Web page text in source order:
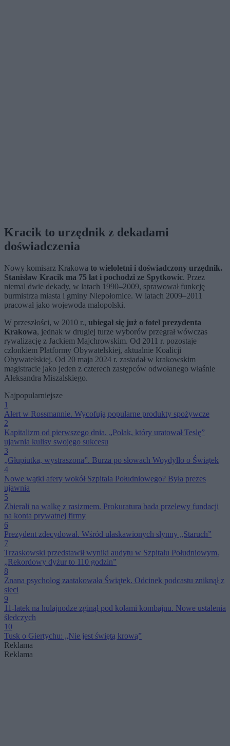
Kracik to urzędnik z dekadami
doświadczenia
Nowy komisarz Krakowa to wieloletni i doświadczony urzędnik.
Stanisław Kracik ma 75 lat i pochodzi ze Spytkowic. Przez
niemal dwie dekady, w latach 1990–2009, sprawował funkcję
burmistrza miasta i gminy Niepołomice. W latach 2009–2011
pracował jako wojewoda małopolski.
W przeszłości, w 2010 r., ubiegał się już o fotel prezydenta
Krakowa, jednak w drugiej turze wyborów przegrał wówczas
rywalizację z Jackiem Majchrowskim. Od 2011 r. pozostaje
członkiem Platformy Obywatelskiej, aktualnie Koalicji
Obywatelskiej. Od 20 maja 2024 r. zasiadał w krakowskim
magistracie jako jeden z czterech zastępców odwołanego właśnie
Aleksandra Miszalskiego.
Najpopularniejsze
1
Alert w Rossmannie. Wycofują popularne produkty spożywcze
2
Kapitalizm od pierwszego dnia. „Polak, który uratował Teslę”
ujawnia kulisy swojego sukcesu
3
„Głupiutka, wystraszona”. Burza po słowach Woydyłło o Świątek
4
Nowe wątki afery wokół Szpitala Południowego? Była prezes
ujawnia
5
Zbierali na walkę z rasizmem. Prokuratura bada przelewy fundacji
na konta prywatnej firmy
6
Prezydent zdecydował. Wśród ułaskawionych słynny „Staruch”
7
Trzaskowski przedstawił wyniki audytu w Szpitalu Południowym.
„Rekordowy dyżur to 110 godzin”
8
Znana psycholog zaatakowała Świątek. Odcinek podcastu zniknął z
sieci
9
11-latek na hulajnodze zginął pod kołami kombajnu. Nowe ustalenia
śledczych
10
Tusk o Giertychu: „Nie jest świętą krową”
Reklama
Reklama